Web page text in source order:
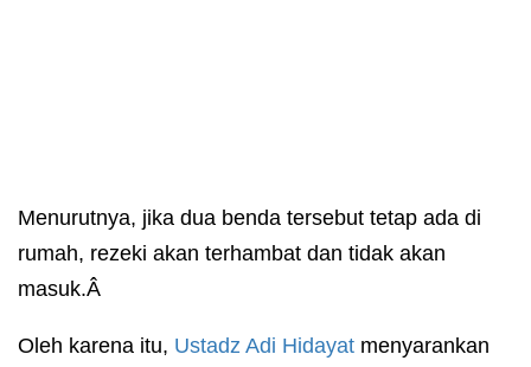
Menurutnya, jika dua benda tersebut tetap ada di
rumah, rezeki akan terhambat dan tidak akan
masuk.Â
Oleh karena itu, Ustadz Adi Hidayat menyarankan